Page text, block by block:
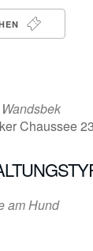
Chaussee
am Hund